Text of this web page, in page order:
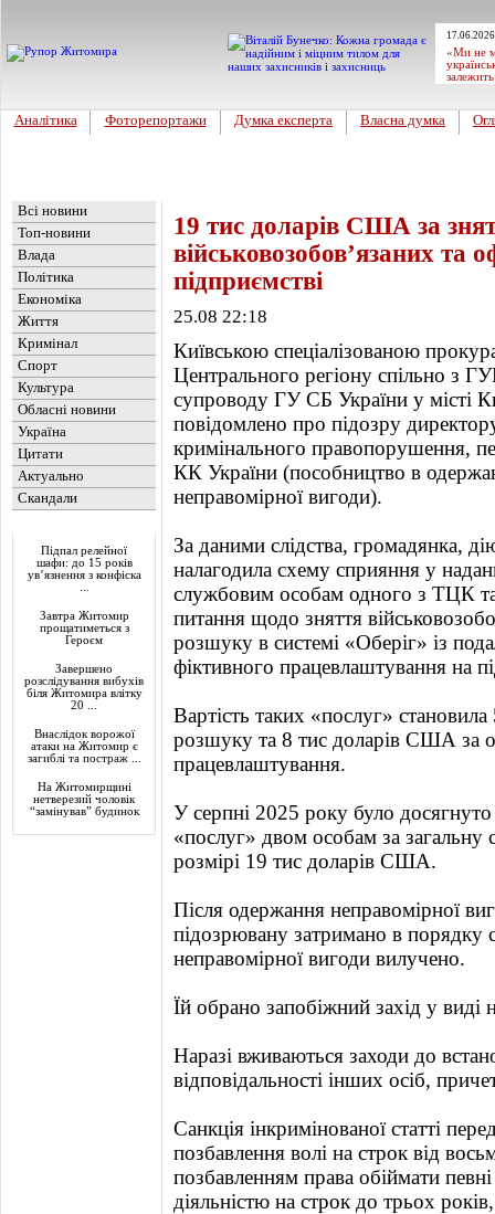
«Ми не
Аналітика Фоторепортажи Думка експерта Власна думка
Всі новини
Топ-новини
Влада
Політика
Економіка
Життя
Кримінал
Спорт
Культура
Обласні новини
Україна
Цитати
Актуально
Скандали
Підпал релейної
шафи: до 15 років
ув’язнення з конфіска
Завтра Житомир
прощатиметься з
Героєм
Завершено
розслідування вибухів
біля Житомира влітку
20 ...
Внаслідок ворожої
атаки на Житомир є
загиблі та постраж ...
На Житомирщині
нетверезий чоловік
“замінував” будинок
19 тис доларів США за
військовозобов’язаних
підприємстві
25.08 22:18
Київською спеціалізованою
Центрального регіону спільно з
супроводу ГУ СБ України у місті
повідомлено про підозру
кримінального правопорушення,
КК України (пособництво в
неправомірної вигоди).
За даними слідства, громадянка,
налагодила схему сприяння у
службовим особам одного з ТЦК
питання щодо зняття
розшуку в системі «Оберіг» із
фіктивного працевлаштування на
Вартість таких «послуг»
розшуку та 8 тис доларів США за
працевлаштування.
У серпні 2025 року було
«послуг» двом особам за загальну
розмірі 19 тис доларів США.
Після одержання неправомірної
підозрювану затримано в
неправомірної вигоди вилучено.
Їй обрано запобіжний захід у
Наразі вживаються заходи до
відповідальності інших осіб,
Санкція інкримінованої статті
позбавлення волі на строк від
позбавленням права обіймати
діяльністю на строк до трьох